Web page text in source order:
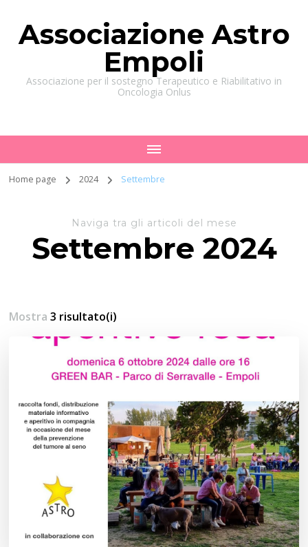
Associazione Astro
Empoli
Associazione per il sostegno Terapeutico e Riabilitativo in
Oncologia Onlus
Home page 2024 Settembre
Naviga tra gli articoli del mese
Settembre 2024
Mostra3 risultato(i)